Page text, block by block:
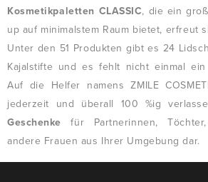
Kosmetikpaletten CLASSIC, die ein
up auf minimalstem Raum bietet, erfreut
Unter den 51 Produkten gibt es 24
Kajalstifte und es fehlt nicht einmal ein
Auf die Helfer namens ZMILE
jederzeit und überall 100 %ig
Geschenke für Partnerinnen,
andere Frauen aus Ihrer Umgebung dar.